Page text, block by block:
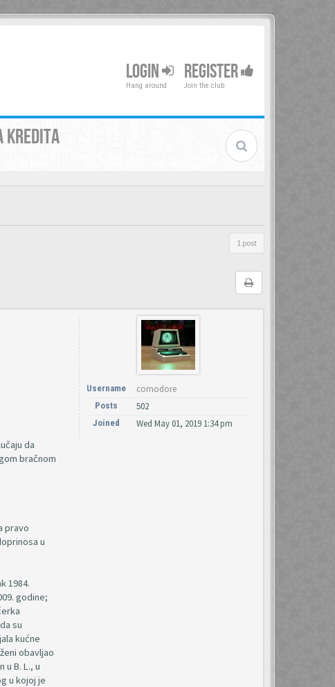
LOGIN
Hang around
REGISTER
Join the club
KREDITA
1 post
da
bračnom
pravo
u
1984.
godine;
su
kućne
obavljao
B. L., u
u kojoj je
Username comodore
Posts 502
Joined Wed May 01, 2019 1:34 pm